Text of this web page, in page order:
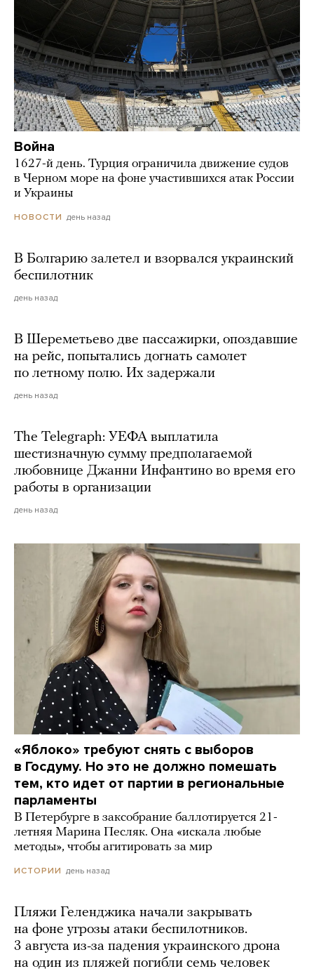
Война
1627-й день. Турция ограничила движение судов
в Черном море на фоне участившихся атак России
и Украины
НОВОСТИ день назад
В Болгарию залетел и взорвался украинский
беспилотник
день назад
В Шереметьево две пассажирки, опоздавшие
на рейс, попытались догнать самолет
по летному полю. Их задержали
день назад
The Telegraph: УЕФА выплатила
шестизначную сумму предполагаемой
любовнице Джанни Инфантино во время его
работы в организации
день назад
«Яблоко» требуют снять с выборов
в Госдуму. Но это не должно помешать
тем, кто идет от партии в региональные
парламенты
В Петербурге в заксобрание баллотируется 21-
летняя Марина Песляк. Она «искала любые
методы», чтобы агитировать за мир
ИСТОРИИ день назад
Пляжи Геленджика начали закрывать
на фоне угрозы атаки беспилотников.
3 августа из-за падения украинского дрона
на один из пляжей погибли семь человек